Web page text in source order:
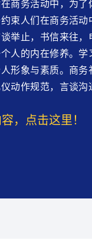
商务活动中，为
束人们在商务活
举止，书信来往
人的内在修养。
形象与素质。商
动作规范，言谈
，点击这里！